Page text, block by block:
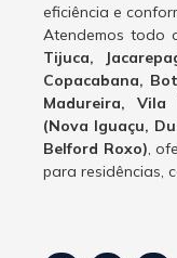
eficiência e
Atendemos todo
Tijuca,
Copacabana,
Madureira, Vila
(Nova Iguaçu,
Belford Roxo),
para residências,